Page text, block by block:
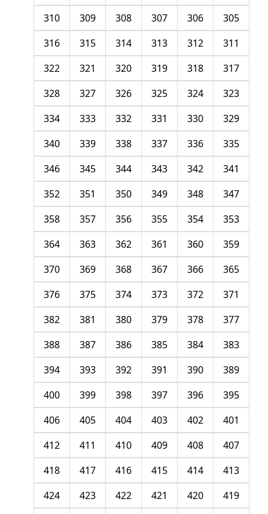
305
306
307
308
309
310
311
312
313
314
315
316
317
318
319
320
321
322
323
324
325
326
327
328
329
330
331
332
333
334
335
336
337
338
339
340
341
342
343
344
345
346
347
348
349
350
351
352
353
354
355
356
357
358
359
360
361
362
363
364
365
366
367
368
369
370
371
372
373
374
375
376
377
378
379
380
381
382
383
384
385
386
387
388
389
390
391
392
393
394
395
396
397
398
399
400
401
402
403
404
405
406
407
408
409
410
411
412
413
414
415
416
417
418
419
420
421
422
423
424